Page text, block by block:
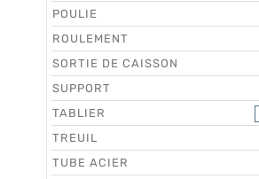
POULIE
ROULEMENT
SORTIE DE CAISSON
SUPPORT
TABLIER
TREUIL
TUBE ACIER